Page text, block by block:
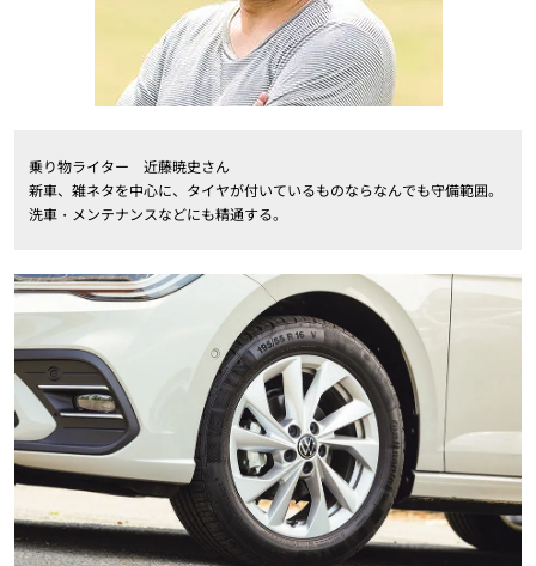
乗り物ライター 近藤暁史さん
新車、雑ネタを中心に、タイヤが付いているものならなんでも守備範囲。
洗車・メンテナンスなどにも精通する。